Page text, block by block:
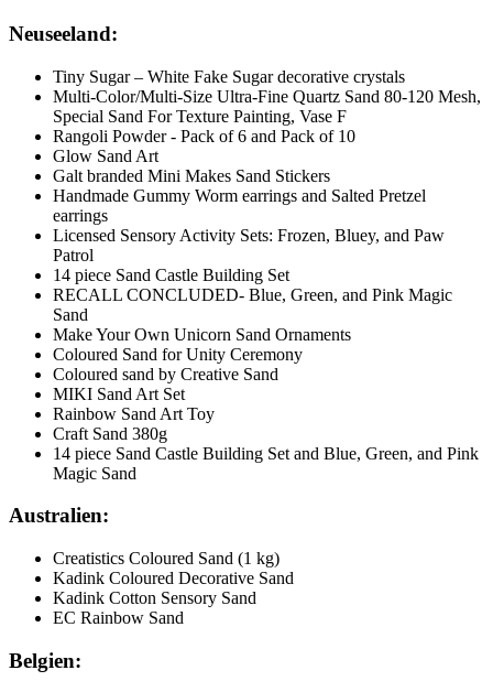
Neuseeland:
Tiny Sugar – White Fake Sugar decorative crystals
Multi-Color/Multi-Size Ultra-Fine Quartz Sand 80-120 Mesh,
Special Sand For Texture Painting, Vase F
Rangoli Powder - Pack of 6 and Pack of 10
Glow Sand Art
Galt branded Mini Makes Sand Stickers
Handmade Gummy Worm earrings and Salted Pretzel
earrings
Licensed Sensory Activity Sets: Frozen, Bluey, and Paw
Patrol
14 piece Sand Castle Building Set
RECALL CONCLUDED- Blue, Green, and Pink Magic
Sand
Make Your Own Unicorn Sand Ornaments
Coloured Sand for Unity Ceremony
Coloured sand by Creative Sand
MIKI Sand Art Set
Rainbow Sand Art Toy
Craft Sand 380g
14 piece Sand Castle Building Set and Blue, Green, and Pink
Magic Sand
Australien:
Creatistics Coloured Sand (1 kg)
Kadink Coloured Decorative Sand
Kadink Cotton Sensory Sand
EC Rainbow Sand
Belgien: